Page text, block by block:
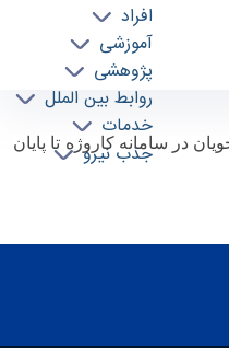
افراد
آموزشی
پژوهشی
روابط بین الملل
خدمات
جذب نیرو
در سامانه كاروژه تا پايان